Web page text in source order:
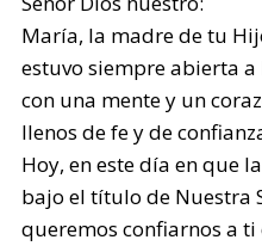
María, la madre de tu
estuvo siempre abierta
con una mente y un
llenos de fe y de
Hoy, en este día en que
bajo el título de Nuestra
queremos confiarnos a ti